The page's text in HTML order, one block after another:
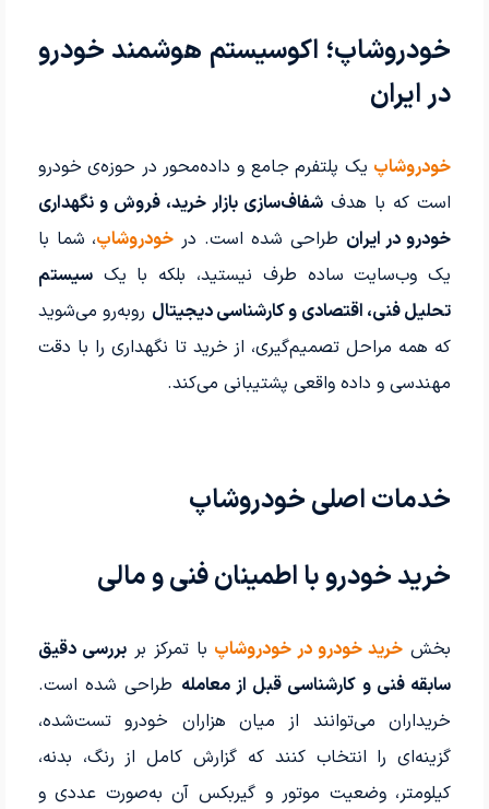
خودروشاپ؛ اکوسیستم هوشمند خودرو
در ایران
خودروشاپ یک پلتفرم جامع و داده‌محور در حوزه‌ی خودرو
است که با هدف شفاف‌سازی بازار خرید، فروش و نگهداری
خودرو در ایران طراحی شده است. در خودروشاپ، شما با
یک وب‌سایت ساده طرف نیستید، بلکه با یکسیستم
تحلیل فنی، اقتصادی و کارشناسی دیجیتال روبه‌رو می‌شوید
که همه مراحل تصمیم‌گیری، از خرید تا نگهداری را با دقت
مهندسی و داده واقعی پشتیبانی می‌کند.
خدمات اصلی خودروشاپ
خرید خودرو با اطمینان فنی و مالی
بخش خرید خودرو در خودروشاپ با تمرکز بربررسی دقیق
سابقه فنی و کارشناسی قبل از معامله طراحی شده است.
خریداران می‌توانند از میان هزاران خودرو تست‌شده،
گزینه‌ای را انتخاب کنند که گزارش کامل از رنگ، بدنه،
کیلومتر، وضعیت موتور و گیربکس آن به‌صورت عددی و